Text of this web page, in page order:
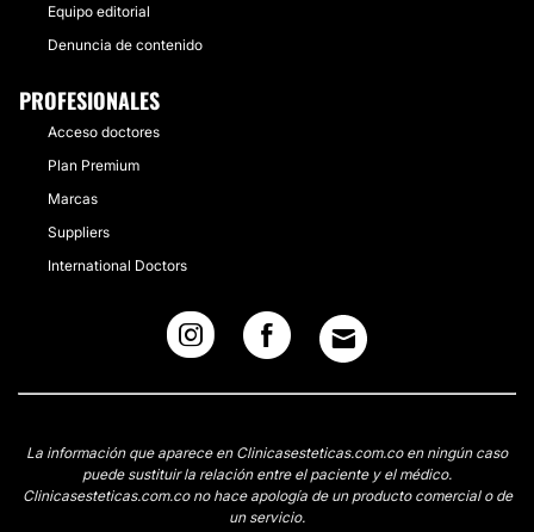
Equipo editorial
Denuncia de contenido
PROFESIONALES
Acceso doctores
Plan Premium
Marcas
Suppliers
International Doctors
La información que aparece en Clinicasesteticas.com.co en ningún caso
puede sustituir la relación entre el paciente y el médico.
Clinicasesteticas.com.co no hace apología de un producto comercial o de
un servicio.